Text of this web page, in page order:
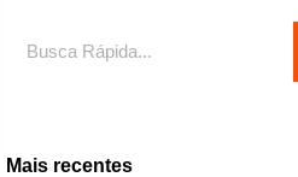
Mais recentes